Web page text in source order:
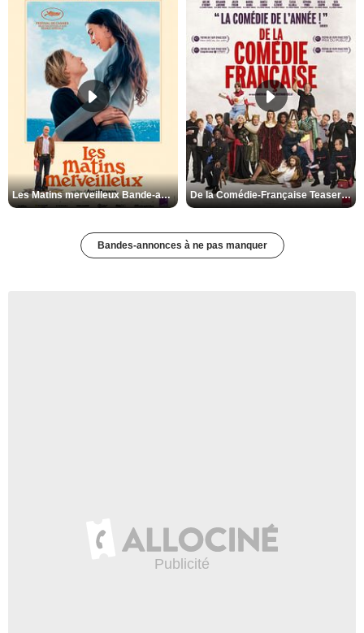
Les Matins merveilleux Bande-annonce VF De la Comédie-Française Teaser VF
Bandes-annonces à ne pas manquer